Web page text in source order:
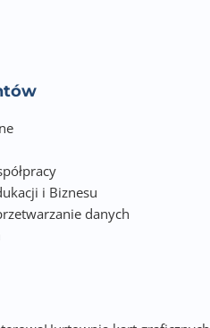
168 × 170 × 226
Nie
i Biznesu
danych